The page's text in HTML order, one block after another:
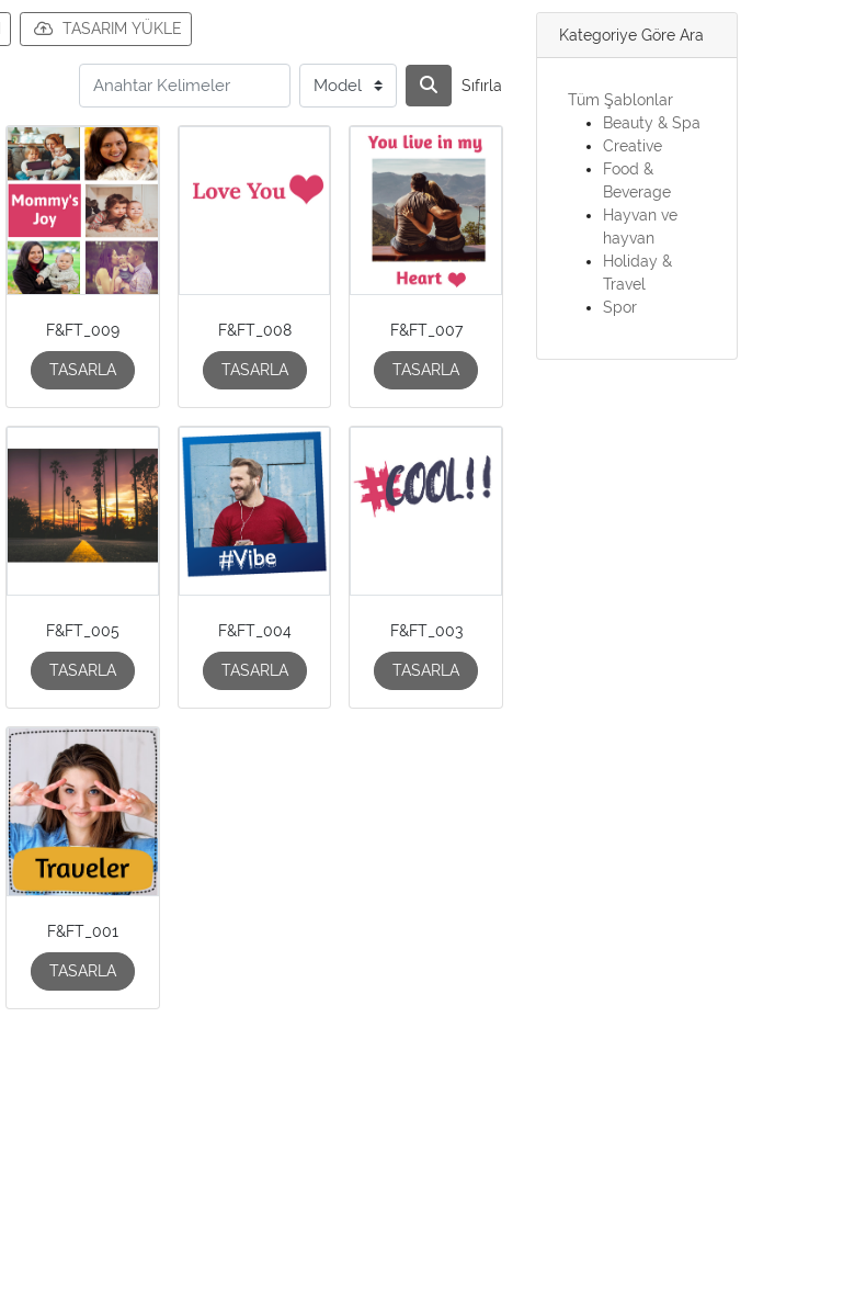
TASARIM YÜKLE
Sıfırla
F&FT_009
TASARLA
F&FT_008
TASARLA
F&FT_007
TASARLA
F&FT_005
TASARLA
F&FT_004
TASARLA
F&FT_003
TASARLA
F&FT_001
TASARLA
Kategoriye Göre Ara
Tüm Şablonlar
Beauty & Spa
Creative
Food &
Beverage
Hayvan ve
hayvan
Holiday &
Travel
Spor